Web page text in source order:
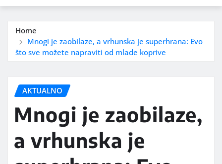
Home
Mnogi je zaobilaze, a vrhunska je superhrana: Evo
što sve možete napraviti od mlade koprive
AKTUALNO
Mnogi je zaobilaze,
a vrhunska je